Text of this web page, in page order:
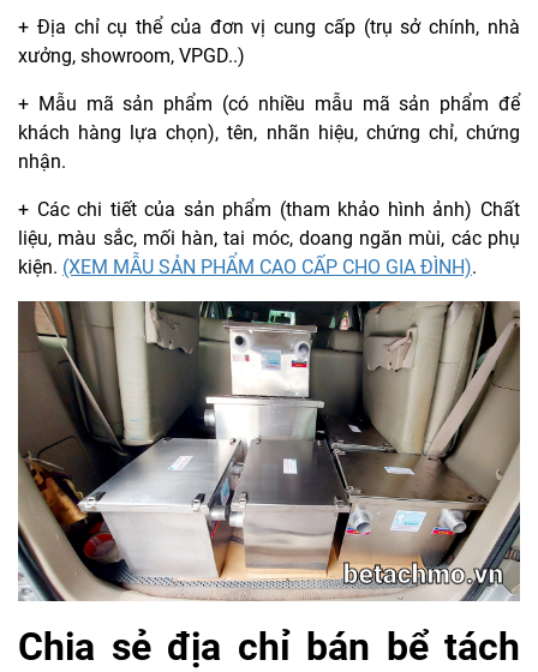
+ Địa chỉ cụ thể của đơn vị cung cấp (trụ sở chính, nhà
xưởng, showroom, VPGD..)
+ Mẫu mã sản phẩm (có nhiều mẫu mã sản phẩm để
khách hàng lựa chọn), tên, nhãn hiệu, chứng chỉ, chứng
nhận.
+ Các chi tiết của sản phẩm (tham khảo hình ảnh) Chất
liệu, màu sắc, mối hàn, tai móc, doang ngăn mùi, các phụ
kiện. (XEM MẪU SẢN PHẨM CAO CẤP CHO GIA ĐÌNH).
Chia sẻ địa chỉ bán bể tách